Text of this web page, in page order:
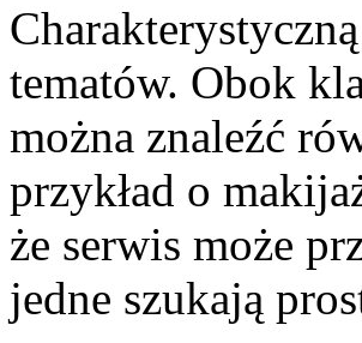
tematów. Obok
można znaleźć
przykład o
że serwis może
jedne szukają